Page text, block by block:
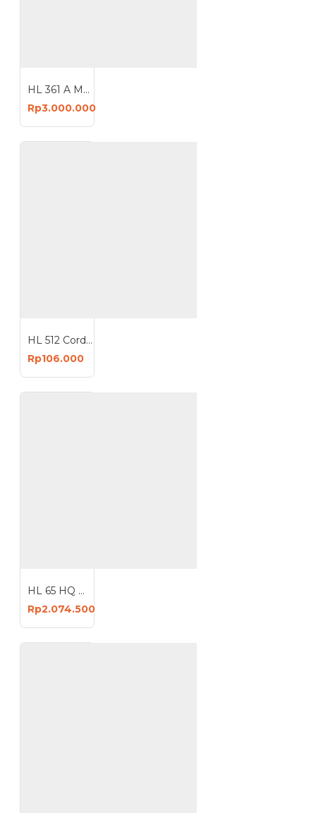
HL 361 A Mesin Bor Bobok Duduk Kayu Mortizer Machine
Rp3.000.000
HL 512 Cordless Screwdriver 47 in 1 Mesin Bor Obeng Mini Tanpa Kabel
Rp106.000
HL 65 HQ Mesin Bobok Beton Demolition Hammer
Rp2.074.500